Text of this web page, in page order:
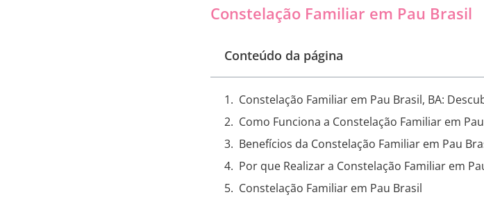
Constelação Familiar em Pau Brasil
Conteúdo da página
Constelação Familiar em Pau Brasil, BA:
Como Funciona a Constelação Familiar em
Benefícios da Constelação Familiar em Pau
Por que Realizar a Constelação Familiar em
Constelação Familiar em Pau Brasil